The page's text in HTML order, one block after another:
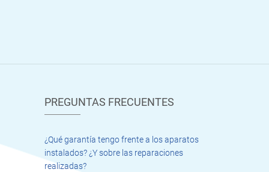
PREGUNTAS FRECUENTES
¿Qué garantía tengo frente a los aparatos
instalados? ¿Y sobre las reparaciones
realizadas?